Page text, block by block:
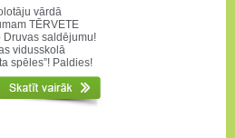
vārdā
TĒRVETE
Druvas saldējumu!
vidusskolā
spēles”! Paldies!